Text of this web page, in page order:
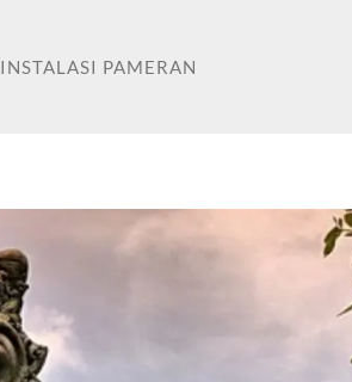
INSTALASI PAMERAN